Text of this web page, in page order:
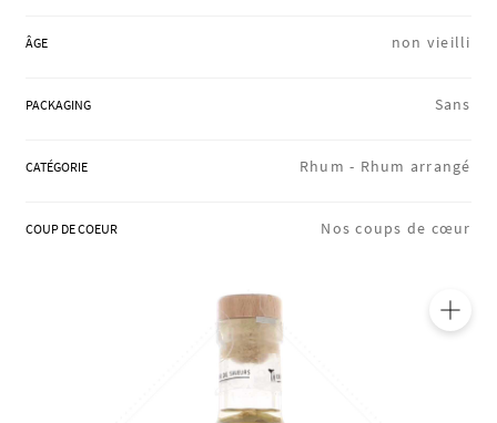
BOUTIQUE LOIRET
ÂGE non vieilli
PACKAGING Sans
CATÉGORIE Rhum - Rhum arrangé
COUP DE COEUR Nos coups de cœur